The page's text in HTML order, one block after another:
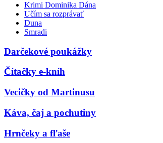
Krimi Dominika Dána
Učím sa rozprávať
Duna
Smradi
Darčekové poukážky
Čítačky e-kníh
Vecičky od Martinusu
Káva, čaj a pochutiny
Hrnčeky a fľaše